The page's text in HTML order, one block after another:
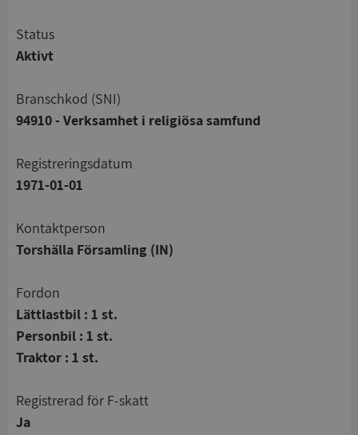
status
Aktivt
branschkod (SNI)
94910 - Verksamhet i religiösa samfund
registreringsdatum
1971-01-01
Kontaktperson
Torshälla Församling (IN)
Fordon
Lättlastbil : 1 st.
Personbil : 1 st.
Traktor : 1 st.
registrerad för F-skatt
Ja